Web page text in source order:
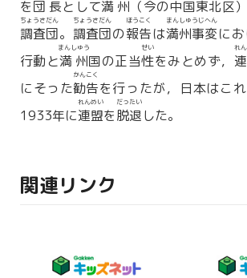
を団長として満州 （今の中国東北区
調査団
ちょうさだん
。 調査団
ちょうさだん
の報告
ほうこく
は満州事変
まんしゅうじへん
に
行動と満州
まんしゅう
国の正当性
せい
をみとめず，
れ
にそった勧告
かんこく
を行ったが，日本はこれ
1933年に連盟
れんめい
を脱退
だったい
した。
関連リンク